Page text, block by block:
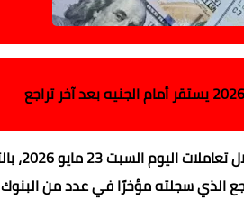
شهد سعر
الذي سجلته مؤخرًا في عدد من